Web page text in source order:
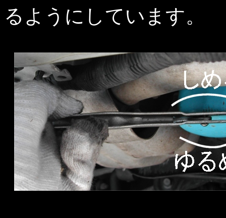
るようにしています。